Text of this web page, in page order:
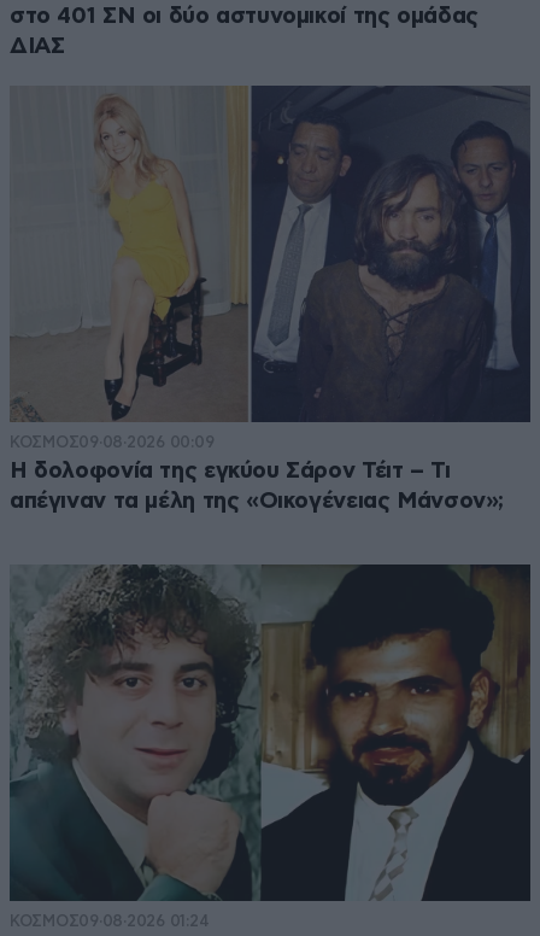
στο 401 ΣΝ οι δύο αστυνομικοί της ομάδας
ΔΙΑΣ
ΚΟΣΜΟΣ09·08·2026 00:09
Η δολοφονία της εγκύου Σάρον Τέιτ – Τι
απέγιναν τα μέλη της «Οικογένειας Μάνσον»;
ΚΟΣΜΟΣ09·08·2026 01:24